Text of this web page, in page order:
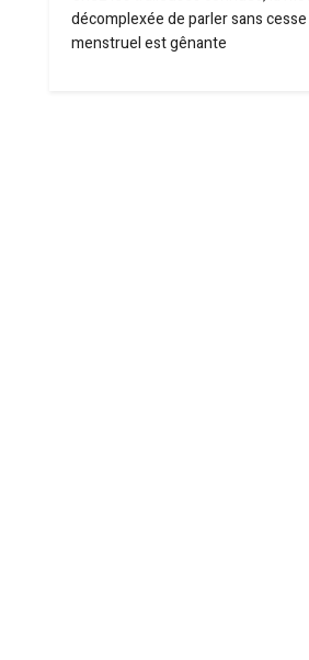
décomplexée de parler sans
menstruel est gênante